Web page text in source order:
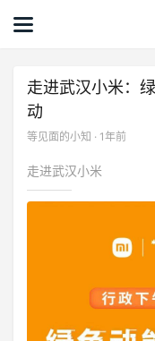
首页
课程&活动
资料库
走进武汉小米：
动
等见面的小知 · 1年前
走进武汉小米